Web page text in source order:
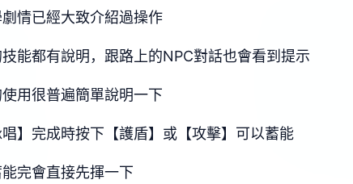
情已經大致介紹過操作
能都有說明，跟路上的NPC對話也會看到提示
用很普遍簡單說明一下
】完成時按下【護盾】或【攻擊】可以蓄能
完會直接先揮一下